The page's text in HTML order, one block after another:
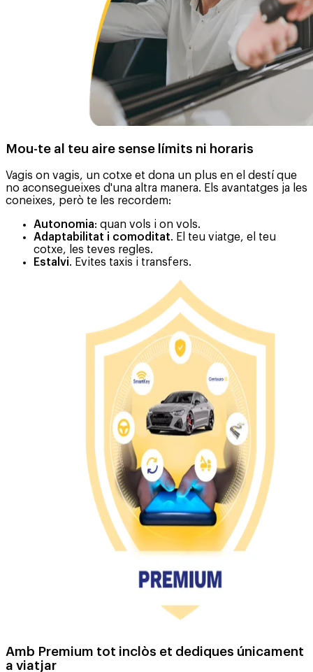
Mou-te al teu aire sense límits ni horaris
Vagis on vagis, un cotxe et dona un plus en el destí que
no aconsegueixes d'una altra manera. Els avantatges ja les
coneixes, però te les recordem:
Autonomia: quan vols i on vols.
Adaptabilitat i comoditat. El teu viatge, el teu
cotxe, les teves regles.
Estalvi. Evites taxis i transfers.
Amb Premium tot inclòs et dediques únicament
a viatjar